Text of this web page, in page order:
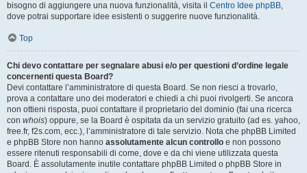
bisogno di aggiungere una nuova funzionalità, visita il Centro Idee phpBB,
dove potrai supportare idee esistenti o suggerire nuove funzionalità.
Top
Chi devo contattare per segnalare abusi e/o per questioni d’ordine legale
concernenti questa Board?
Devi contattare l’amministratore di questa Board. Se non riesci a trovarlo,
prova a contattare uno dei moderatori e chiedi a chi puoi rivolgerti. Se ancora
non ottieni risposta, puoi contattare il proprietario del dominio (fai una ricerca
con whois) oppure, se la Board è ospitata da un servizio gratuito (ad es. yahoo,
free.fr, f2s.com, ecc.), l’amministratore di tale servizio. Nota che phpBB Limited
e phpBB Store non hanno assolutamente alcun controllo e non possono
essere ritenuti responsabili di come, dove e da chi viene utilizzata questa
Board. È assolutamente inutile contattare phpBB Limited o phpBB Store in